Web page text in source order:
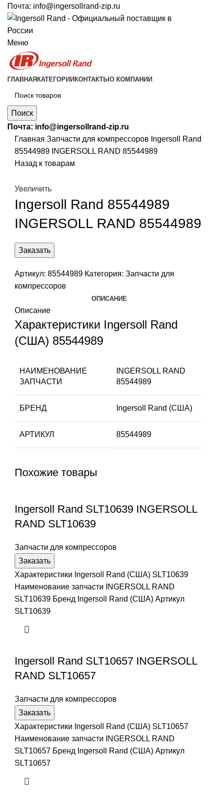
Почта: info@ingersollrand-zip.ru
Меню
ГЛАВНАЯ КАТЕГОРИИ КОНТАКТЫ О КОМПАНИИ
Поиск
Почта: info@ingersollrand-zip.ru
Главная Запчасти для компрессоров Ingersoll Rand
85544989 INGERSOLL RAND 85544989
Назад к товарам
Увеличить
Ingersoll Rand 85544989
INGERSOLL RAND 85544989
Заказать
Артикул: 85544989 Категория: Запчасти для
компрессоров
ОПИСАНИЕ
Описание
Характеристики Ingersoll Rand
(США) 85544989
НАИМЕНОВАНИЕ
ЗАПЧАСТИ
INGERSOLL RAND
85544989
БРЕНД Ingersoll Rand (США)
АРТИКУЛ 85544989
Похожие товары
Ingersoll Rand SLT10639 INGERSOLL
RAND SLT10639
Запчасти для компрессоров
Заказать
Характеристики Ingersoll Rand (США) SLT10639
Наименование запчасти INGERSOLL RAND
SLT10639 Бренд Ingersoll Rand (США) Артикул
SLT10639
Ingersoll Rand SLT10657 INGERSOLL
RAND SLT10657
Запчасти для компрессоров
Заказать
Характеристики Ingersoll Rand (США) SLT10657
Наименование запчасти INGERSOLL RAND
SLT10657 Бренд Ingersoll Rand (США) Артикул
SLT10657